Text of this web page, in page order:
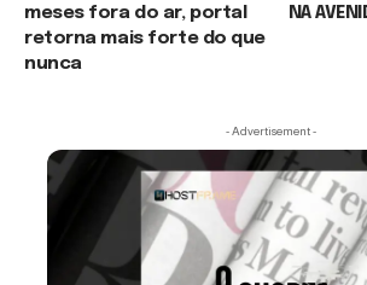
meses fora do ar, portal
retorna mais forte do que
nunca
NA
- Advertisement -